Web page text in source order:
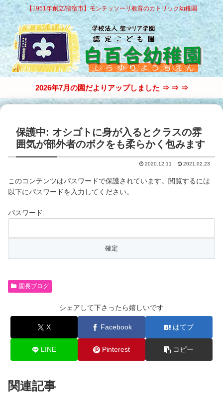
【1951年創立/指宿市】モンテッソーリ教育のカトリック幼稚園
2026年7月の園だよりアップしました ⇒ ⇒ ⇒
保護中: オシゴトに身が入るとクラスの雰
囲気が部外者のボクをも柔らかく包みます
2020.12.11 2021.02.23
このコンテンツはパスワードで保護されています。閲覧するには
以下にパスワードを入力してください。
パスワード:
園長ブログ
シェアして下さったら嬉しいです
X Facebook はてブ
LINE Pinterest コピー
関連記事